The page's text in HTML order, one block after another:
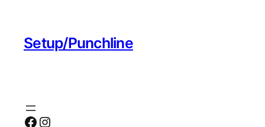
springen
Setup/Punchline
Facebook Instagram